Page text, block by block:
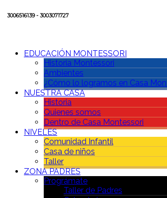
3006516139 - 3003071727
EDUCACIÓN MONTESSORI
Historia Montessori
Ambientes
¿Cómo lo logramos en Casa
NUESTRA CASA
Historia
Quienes somos
Dentro de Casa Montessori
NIVELES
Comunidad Infantil
Casa de niños
Taller
ZONA PADRES
Prográmate
Taller de Padres